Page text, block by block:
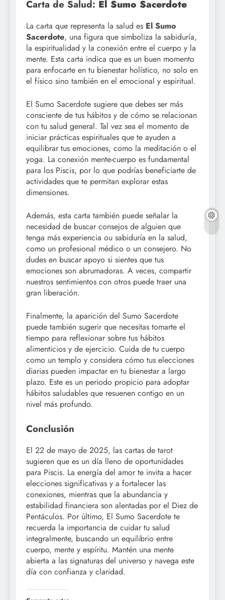
Carta de Salud: El Sumo Sacerdote
La carta que representa la salud es El Sumo
Sacerdote, una figura que simboliza la sabiduría,
la espiritualidad y la conexión entre el cuerpo y la
mente. Esta carta indica que es un buen momento
para enfocarte en tu bienestar holístico, no solo en
el físico sino también en el emocional y espiritual.
El Sumo Sacerdote sugiere que debes ser más
consciente de tus hábitos y de cómo se relacionan
con tu salud general. Tal vez sea el momento de
iniciar prácticas espirituales que te ayuden a
equilibrar tus emociones, como la meditación o el
yoga. La conexión mente-cuerpo es fundamental
para los Piscis, por lo que podrías beneficiarte de
actividades que te permitan explorar estas
dimensiones.
Además, esta carta también puede señalar la
necesidad de buscar consejos de alguien que
tenga más experiencia ou sabiduría en la salud,
como un profesional médico o un consejero. No
dudes en buscar apoyo si sientes que tus
emociones son abrumadoras. A veces, compartir
nuestros sentimientos con otros puede traer una
gran liberación.
Finalmente, la aparición del Sumo Sacerdote
puede también sugerir que necesitas tomarte el
tiempo para reflexionar sobre tus hábitos
alimenticios y de ejercicio. Cuida de tu cuerpo
como un templo y considera cómo tus elecciones
diarias pueden impactar en tu bienestar a largo
plazo. Este es un periodo propicio para adoptar
hábitos saludables que resuenen contigo en un
nivel más profundo.
Conclusión
El 22 de mayo de 2025, las cartas de tarot
sugieren que es un día lleno de oportunidades
para Piscis. La energía del amor te invita a hacer
elecciones significativas y a fortalecer las
conexiones, mientras que la abundancia y
estabilidad financiera son alentadas por el Diez de
Pentáculos. Por último, El Sumo Sacerdote te
recuerda la importancia de cuidar tu salud
integralmente, buscando un equilibrio entre
cuerpo, mente y espíritu. Mantén una mente
abierta a las signaturas del universo y navega este
día con confianza y claridad.